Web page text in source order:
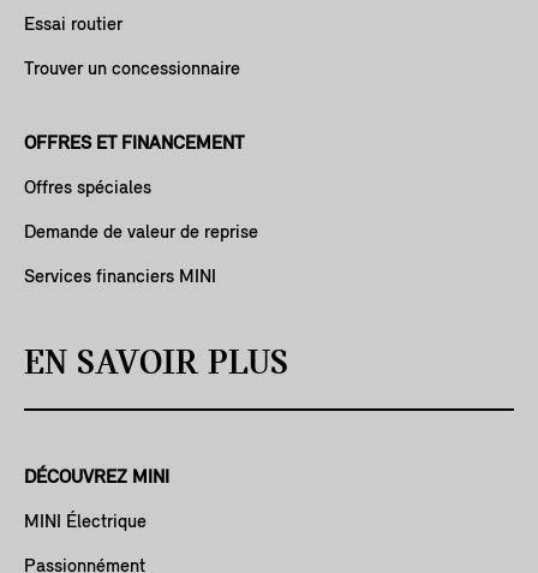
Essai routier
Trouver un concessionnaire
OFFRES ET FINANCEMENT
Offres spéciales
Demande de valeur de reprise
Services financiers MINI
EN SAVOIR PLUS
DÉCOUVREZ MINI
MINI Électrique
Passionnément